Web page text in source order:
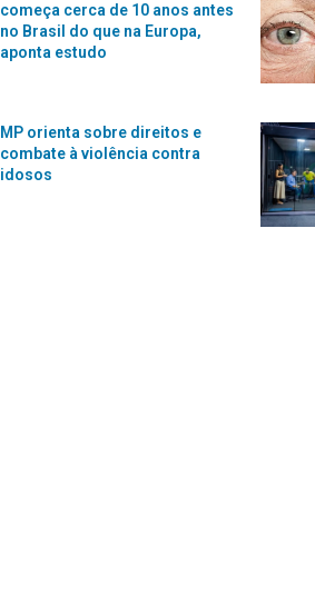
começa cerca de 10 anos antes
no Brasil do que na Europa,
aponta estudo
MP orienta sobre direitos e
combate à violência contra
idosos